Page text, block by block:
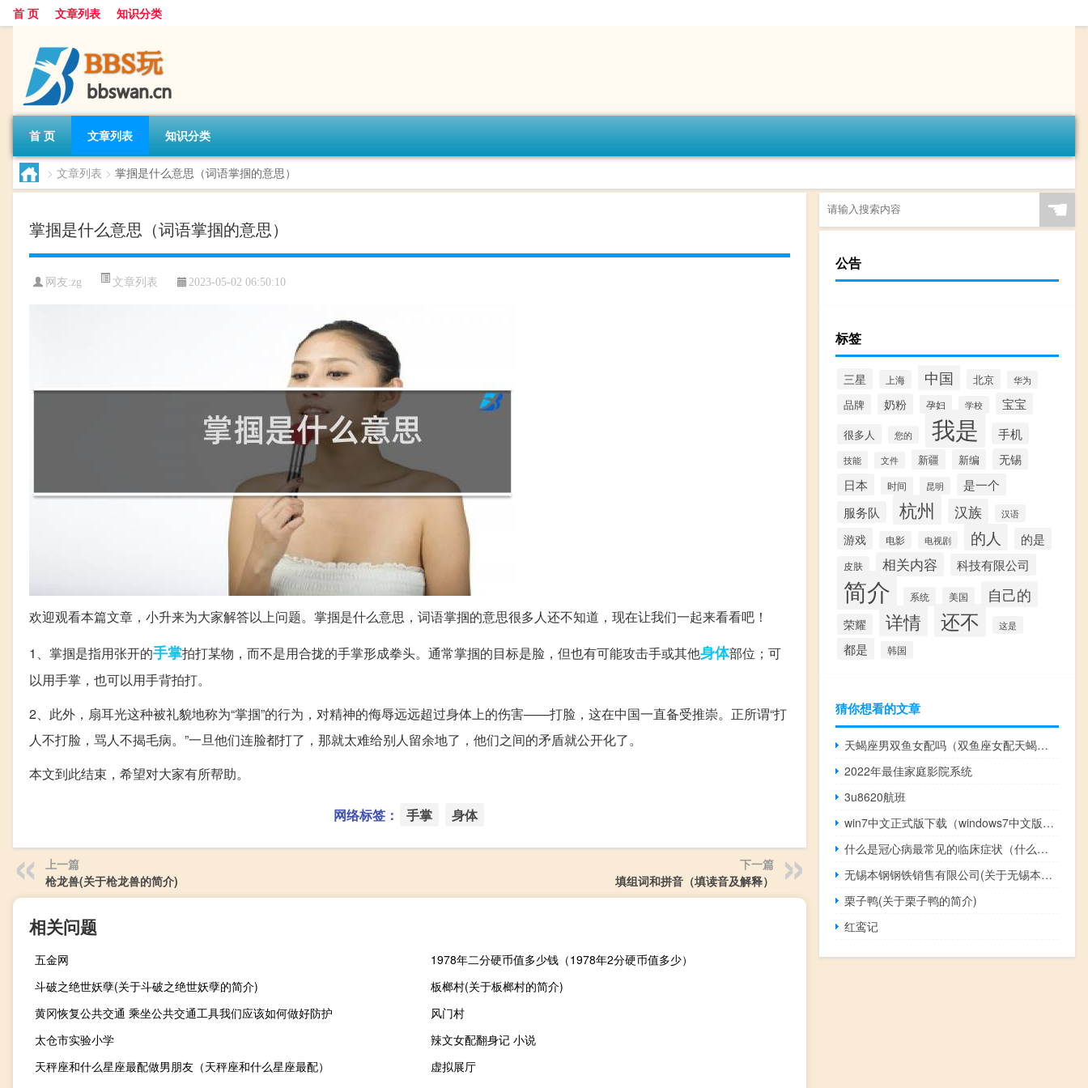
首 页 文章列表 知识分类
首 页 文章列表 知识分类
> 文章列表 > 掌掴是什么意思（词语掌掴的意思）
掌掴是什么意思（词语掌掴的意思）
网友:zg 文章列表 2023-05-02 06:50:10
欢迎观看本篇文章，小升来为大家解答以上问题。掌掴是什么意思，词语掌掴的意思很多人还不知道，现在让我们一起来看看吧！
1、掌掴是指用张开的手掌拍打某物，而不是用合拢的手掌形成拳头。通常掌掴的目标是脸，但也有可能攻击手或其他身体部位；可
以用手掌，也可以用手背拍打。
2、此外，扇耳光这种被礼貌地称为“掌掴”的行为，对精神的侮辱远远超过身体上的伤害——打脸，这在中国一直备受推崇。正所谓“打
人不打脸，骂人不揭毛病。”一旦他们连脸都打了，那就太难给别人留余地了，他们之间的矛盾就公开化了。
本文到此结束，希望对大家有所帮助。
网络标签： 手掌 身体
上一篇
枪龙兽(关于枪龙兽的简介)
下一篇
填组词和拼音（填读音及解释）
相关问题
五金网
1978年二分硬币值多少钱（1978年2分硬币值多少）
斗破之绝世妖孽(关于斗破之绝世妖孽的简介)
板榔村(关于板榔村的简介)
黄冈恢复公共交通 乘坐公共交通工具我们应该如何做好防护
风门村
太仓市实验小学
辣文女配翻身记 小说
天秤座和什么星座最配做男朋友（天秤座和什么星座最配）
虚拟展厅
☚
公告
标签
三星 上海 中国 北京 华为
品牌 奶粉 孕妇 学校 宝宝
很多人 您的 我是 手机
技能 文件 新疆 新编 无锡
日本 时间 昆明
是一个
服务队
杭州 汉族 汉语
游戏 电影 电视剧 的人 的是
皮肤 相关内容 科技有限公司
简介 系统 美国 自己的
荣耀 详情 还不 这是
都是 韩国
猜你想看的文章
天蝎座男双鱼女配吗（双鱼座女配天蝎座男）
2022年最佳家庭影院系统
3u8620航班
win7中文正式版下载（windows7中文版免费下载地址合集）
什么是冠心病最常见的临床症状（什么是冠心病）
无锡本钢钢铁销售有限公司(关于无锡本钢钢铁销售有限公司的简介)
栗子鸭(关于栗子鸭的简介)
红鸾记